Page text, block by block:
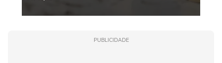
PUBLICIDADE